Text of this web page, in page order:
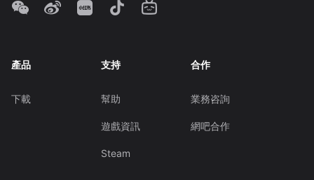
產品
下載
支持
幫助
遊戲資訊
Steam
合作
業務咨詢
網吧合作